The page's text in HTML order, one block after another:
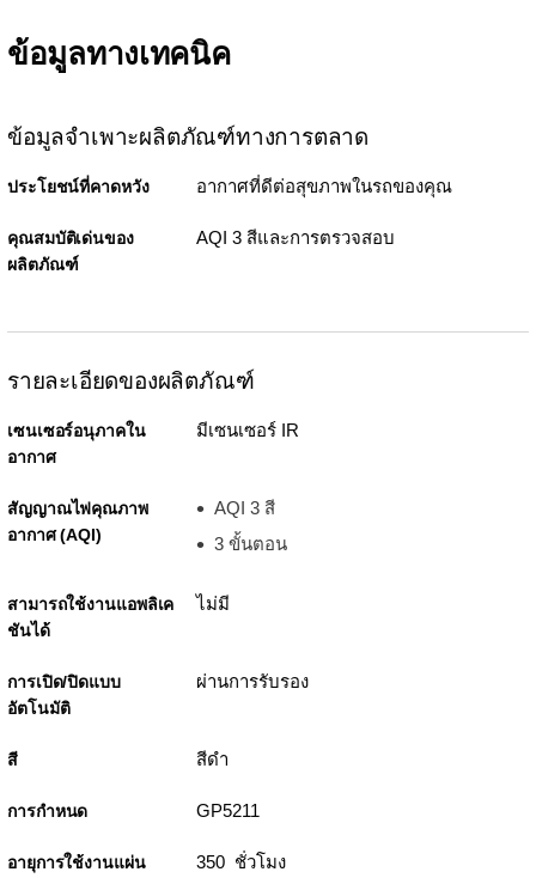
ข้อมูลทางเทคนิค
ข้อมูลจำเพาะผลิตภัณฑ์ทางการตลาด
ประโยชน์ที่คาดหวัง อากาศที่ดีต่อสุขภาพในรถของคุณ
คุณสมบัติเด่นของ
ผลิตภัณฑ์
AQI 3 สีและการตรวจสอบ
รายละเอียดของผลิตภัณฑ์
เซนเซอร์อนุภาคใน
อากาศ
มีเซนเซอร์ IR
สัญญาณไฟคุณภาพ
อากาศ (AQI)
AQI 3 สี
3 ขั้นตอน
สามารถใช้งานแอพลิเค
ชันได้
ไม่มี
การเปิด/ปิดแบบ
อัตโนมัติ
ผ่านการรับรอง
สี สีดำ
การกำหนด GP5211
อายุการใช้งานแผ่น
350 ชั่วโมง